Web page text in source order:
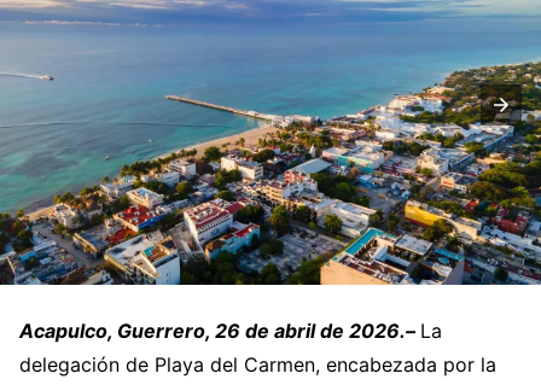
Acapulco, Guerrero, 26 de abril de 2026.– La
delegación de Playa del Carmen, encabezada por la